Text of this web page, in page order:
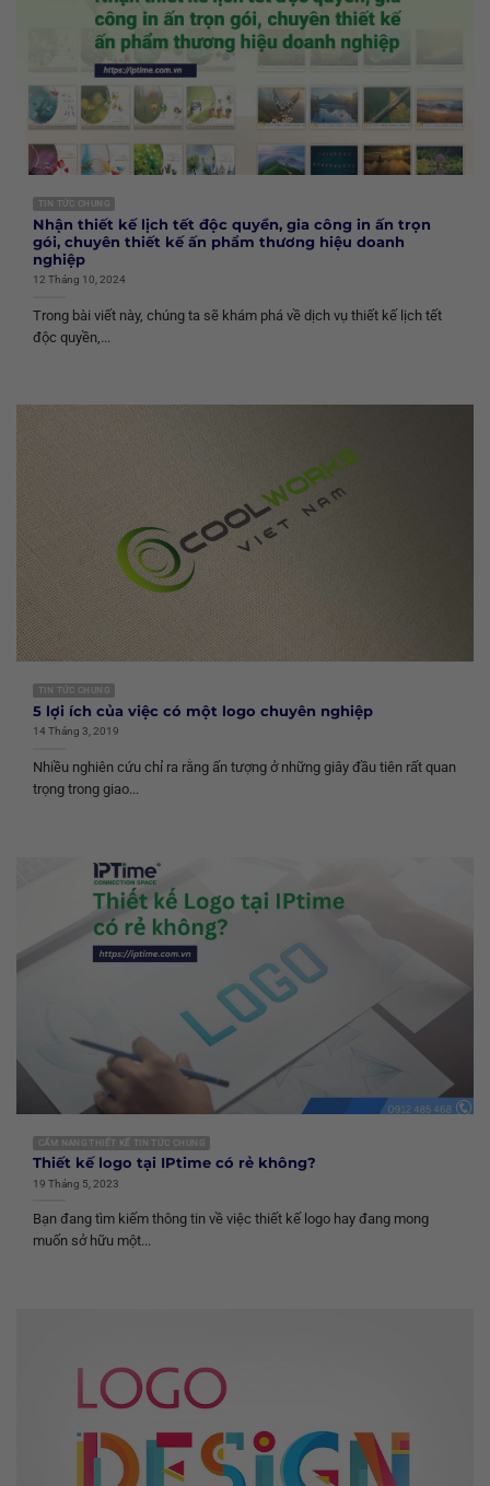
TIN TỨC CHUNG
Nhận thiết kế lịch tết độc quyền, gia công in ấn trọn
gói, chuyên thiết kế ấn phẩm thương hiệu doanh
nghiệp
12 Tháng 10, 2024
Trong bài viết này, chúng ta sẽ khám phá về dịch vụ thiết kế lịch tết
độc quyền,...
TIN TỨC CHUNG
5 lợi ích của việc có một logo chuyên nghiệp
14 Tháng 3, 2019
Nhiều nghiên cứu chỉ ra rằng ấn tượng ở những giây đầu tiên rất quan
trọng trong giao...
CẨM NANG THIẾT KẾ TIN TỨC CHUNG
Thiết kế logo tại IPtime có rẻ không?
19 Tháng 5, 2023
Bạn đang tìm kiếm thông tin về việc thiết kế logo hay đang mong
muốn sở hữu một...